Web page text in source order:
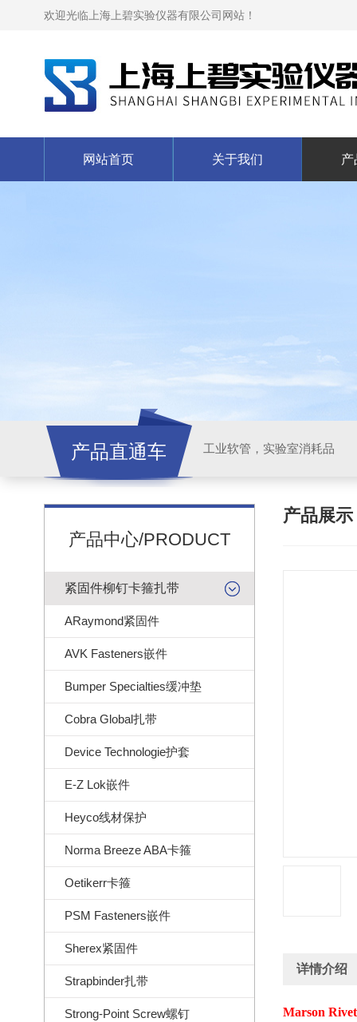
欢迎光临上海上碧实验仪器有限公司网站！
网站首页 关于我们 产
产品直通车 工业软管，实验室消耗品
产品中心/PRODUCT
紧固件柳钉卡箍扎带
ARaymond紧固件
AVK Fasteners嵌件
Bumper Specialties缓冲垫
Cobra Global扎带
Device Technologie护套
E-Z Lok嵌件
Heyco线材保护
Norma Breeze ABA卡箍
Oetikerr卡箍
PSM Fasteners嵌件
Sherex紧固件
Strapbinder扎带
Strong-Point Screw螺钉
产品展示
详情介绍
Marson